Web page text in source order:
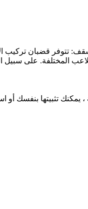
المختلفة. على سبيل